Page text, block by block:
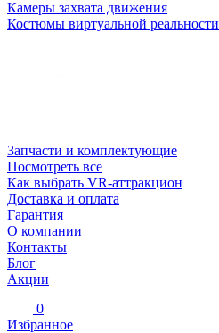
Камеры захвата движения
Костюмы виртуальной реальности
Запчасти и комплектующие
Посмотреть все
Как выбрать VR-аттракцион
Доставка и оплата
Гарантия
О компании
Контакты
Блог
Акции
0
Избранное